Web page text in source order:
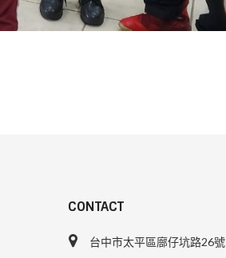
CONTACT
台中市太平區廍仔坑路26號